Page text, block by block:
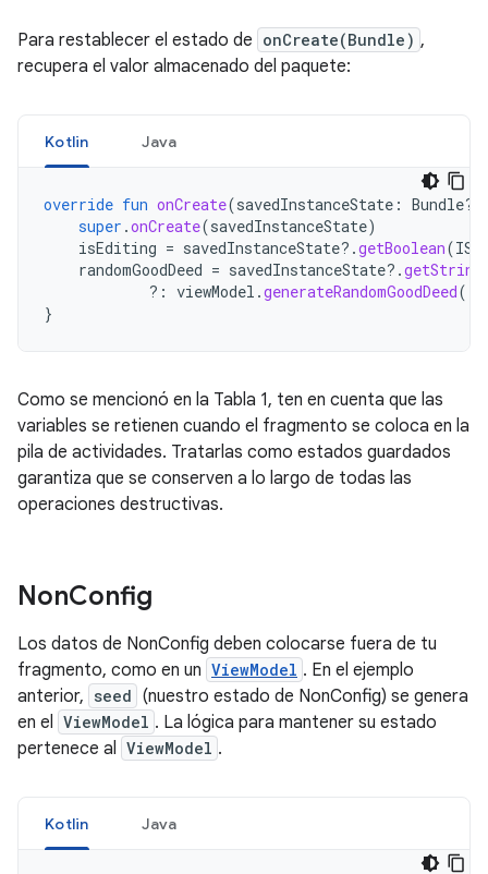
Para restablecer el estado de onCreate(Bundle) ,
recupera el valor almacenado del paquete:
Kotlin Java
override fun onCreate(savedInstanceState : Bundle?)
super .onCreate(savedInstanceState)
isEditing = savedInstanceState?.getBoolean(
randomGoodDeed = savedInstanceState?.getString
?: viewModel .generateRandomGoodDeed()
}
Como se mencionó en la Tabla 1, ten en cuenta que las
variables se retienen cuando el fragmento se coloca en la
pila de actividades. Tratarlas como estados guardados
garantiza que se conserven a lo largo de todas las
operaciones destructivas.
NonConfig
Los datos de NonConfig deben colocarse fuera de tu
fragmento, como en un ViewModel . En el ejemplo
anterior, seed (nuestro estado de NonConfig) se genera
en el
ViewModel . La lógica para mantener su estado
pertenece al
ViewModel .
Kotlin Java